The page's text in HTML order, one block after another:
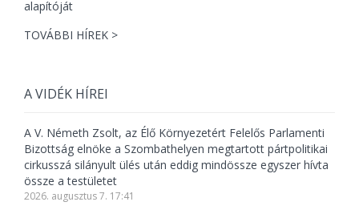
TOVÁBBI HÍREK >
A VIDÉK HÍREI
A V. Németh Zsolt, az Élő Környezetért Felelős Parlamenti
Bizottság elnöke a Szombathelyen megtartott pártpolitikai
cirkusszá silányult ülés után eddig mindössze egyszer hívta
össze a testületet
2026. augusztus 7. 17:41